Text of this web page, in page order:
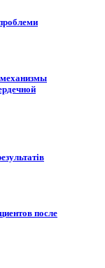
после